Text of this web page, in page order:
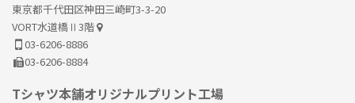
東京都千代田区神田三崎町3-3-20
VORT水道橋Ⅱ3階
03-6206-8886
03-6206-8884
Tシャツ本舗オリジナルプリント工場